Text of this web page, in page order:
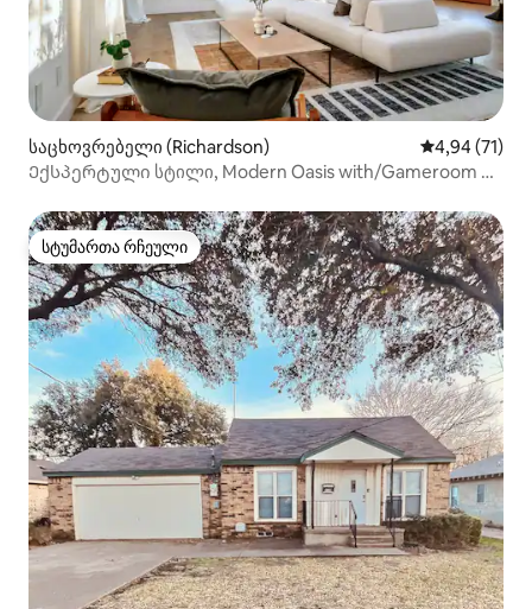
საცხოვრებელი (Richardson) საშუალო
4,94 (71)
Ექსპერტული სტილი, Modern Oasis with/Gameroom +
სტუმართა რჩეული
სტუმართა რჩეული